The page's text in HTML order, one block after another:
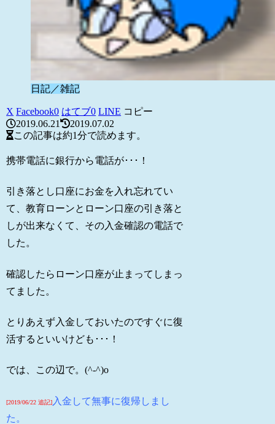
日記／雑記
X Facebook0 はてブ0 LINE コピー
2019.06.21
2019.07.02
この記事は約1分で読めます。
携帯電話に銀行から電話が･･･！
引き落とし口座にお金を入れ忘れてい
て、教育ローンとローン口座の引き落と
しが出来なくて、その入金確認の電話で
した。
確認したらローン口座が止まってしまっ
てました。
とりあえず入金しておいたのですぐに復
活するといいけども･･･！
では、この辺で。(^-^)o
[2019/06/22 追記] 入金して無事に復帰しまし
た。